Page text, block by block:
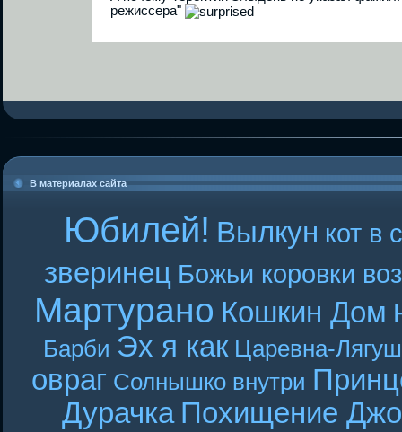
режиссера"
В материалах сайта
Юбилей! Вылкун кот в
зверинец Божьи коровки
Мартурано Кошкин Дом
Барби Эх я как Царевна-
овраг Солнышко внутри
Дурачка Похищение